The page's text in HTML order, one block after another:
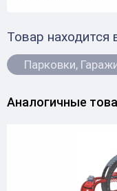
Товар находится
Парковки,
Аналогичные